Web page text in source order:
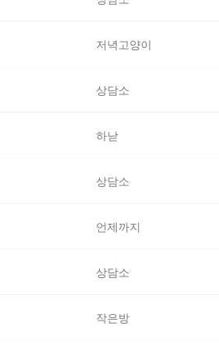
저녁고양이
상담소
하낟
상담소
언제까지
상담소
작은방